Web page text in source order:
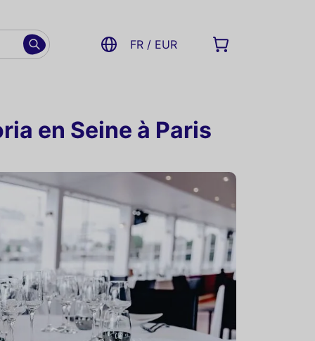
FR / EUR
en Seine à Paris